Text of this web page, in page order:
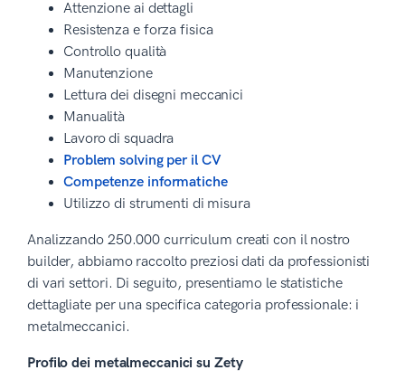
Attenzione ai dettagli
Resistenza e forza fisica
Controllo qualità
Manutenzione
Lettura dei disegni meccanici
Manualità
Lavoro di squadra
Problem solving per il CV
Competenze informatiche
Utilizzo di strumenti di misura
Analizzando 250.000 curriculum creati con il nostro
builder, abbiamo raccolto preziosi dati da professionisti
di vari settori. Di seguito, presentiamo le statistiche
dettagliate per una specifica categoria professionale: i
metalmeccanici.
Profilo dei metalmeccanici su Zety